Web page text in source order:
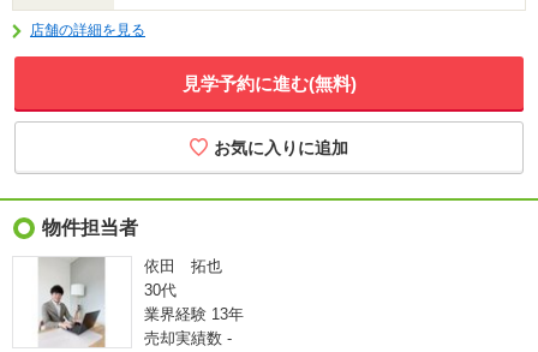
店舗の詳細を見る
見学予約に進む(無料)
物件担当者
依田 拓也
30代
業界経験 13年
売却実績数 -